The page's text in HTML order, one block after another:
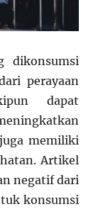
dikonsumsi
perayaan
dapat
memiliki
Artikel
negatif dari
konsumsi